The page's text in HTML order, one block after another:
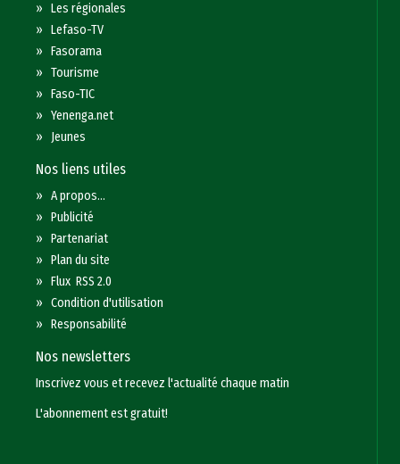
»Les régionales
»Lefaso-TV
»Fasorama
»Tourisme
»Faso-TIC
»Yenenga.net
» Jeunes
Nos liens utiles
»A propos...
»Publicité
»Partenariat
»Plan du site
»Flux RSS 2.0
»Condition d'utilisation
»Responsabilité
Nos newsletters
Inscrivez vous et recevez l'actualité chaque matin
L'abonnement est gratuit!